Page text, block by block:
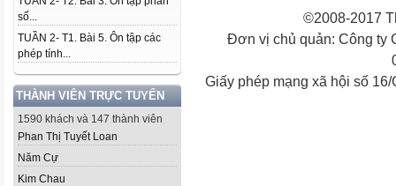
số...
TUẦN 2- T1. Bài 5. Ôn tập các
phép tính...
THÀNH VIÊN TRỰC TUYẾN
1590 khách và 147 thành viên
Phan Thị Tuyết Loan
Năm Cự
Kim Chau
©2008-2017
Đơn vị chủ quản: Công ty
Giấy phép mạng xã hội số